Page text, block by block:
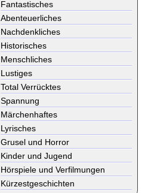
Fantastisches
Abenteuerliches
Nachdenkliches
Historisches
Menschliches
Lustiges
Total Verrücktes
Spannung
Märchenhaftes
Lyrisches
Grusel und Horror
Kinder und Jugend
Hörspiele und Verfilmungen
Kürzestgeschichten